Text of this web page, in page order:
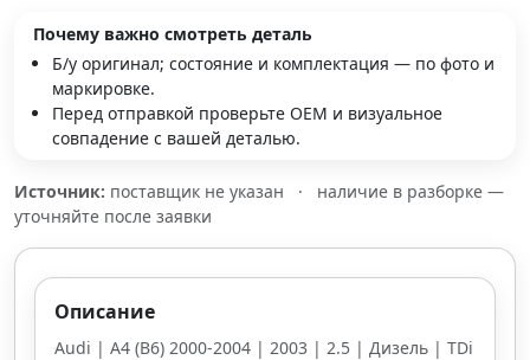
Почему важно смотреть деталь
Б/у оригинал; состояние и комплектация — по фото и
маркировке.
Перед отправкой проверьте OEM и визуальное
совпадение с вашей деталью.
Источник: поставщик не указан ·
наличие в разборке —
уточняйте после заявки
Описание
Audi | A4 (B6) 2000-2004 | 2003 | 2.5 | Дизель | TDi